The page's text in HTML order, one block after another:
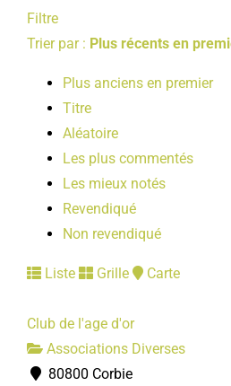
Filtre
Trier par : Plus récents en
Plus anciens en premier
Titre
Aléatoire
Les plus commentés
Les mieux notés
Revendiqué
Non revendiqué
Liste Grille Carte
Club de l'age d'or
Associations Diverses
80800 Corbie